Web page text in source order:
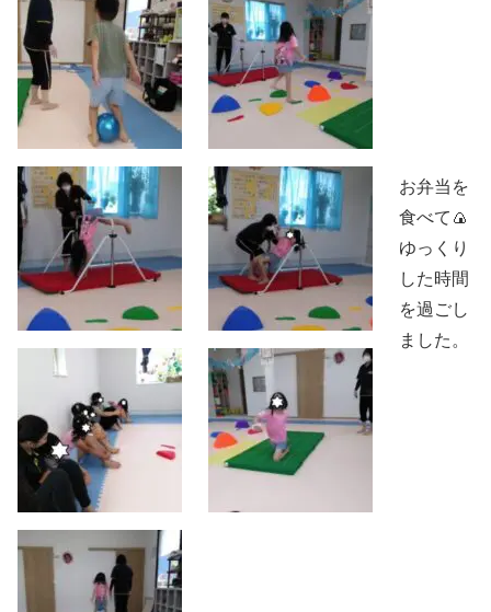
お弁当を
食べて🍙
ゆっくり
した時間
を過ごし
ました。